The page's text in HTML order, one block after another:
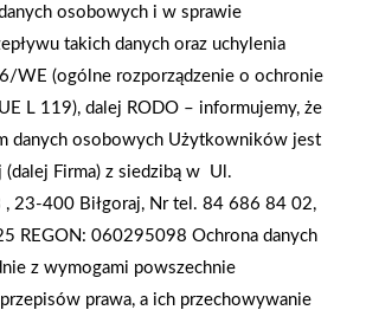
– drewno
roku słyszeliśmy o stopniowo
zakazie palenia drewnem w kotłach,
starego typu. Jednak w wyniku kryzysu
osób na nowo uruchamia zapomniane
osobowych i w sprawie
takich danych oraz uchylenia
WE (ogólne rozporządzenie o ochronie
L 119), dalej RODO – informujemy, że
danych osobowych Użytkowników jest
(dalej Firma) z siedzibą w Ul.
, 23-400 Biłgoraj, Nr tel. 84 686 84 02,
REGON: 060295098 Ochrona danych
z wymogami powszechnie
prawa, a ich przechowywanie